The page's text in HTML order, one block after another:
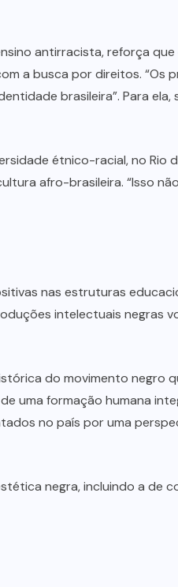
antirracista, reforça que
a busca por direitos. “Os
brasileira”. Para ela,
étnico-racial, no Rio
afro-brasileira. “Isso
nas estruturas
intelectuais negras
do movimento negro
uma formação humana
no país por uma
negra, incluindo a de